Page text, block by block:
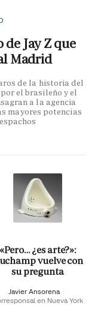
Jay Z que
Madrid
de la historia del
el brasileño y el
a la agencia
mayores potencias
«Pero… ¿es arte?»:
vuelve con
su pregunta
Javier Ansorena
en Nueva York